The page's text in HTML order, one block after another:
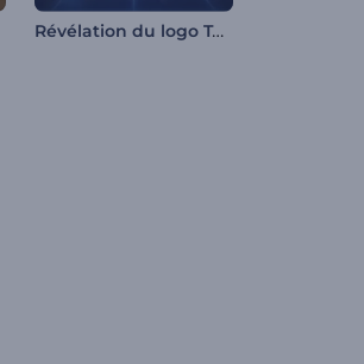
Révélation du logo Tech Pixels